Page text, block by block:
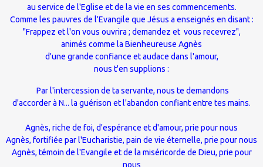
au service de l'Eglise et de la vie en ses commencements.
Comme les pauvres de l'Evangile que Jésus a enseignés en disant :
"Frappez et l'on vous ouvrira ; demandez et vous recevrez",
animés comme la Bienheureuse Agnès
d'une grande confiance et audace dans l'amour,
nous t'en supplions :
Par l'intercession de ta servante, nous te demandons
d'accorder à N... la guérison et l'abandon confiant entre tes mains.
Agnès, riche de foi, d'espérance et d'amour, prie pour nous
Agnès, fortifiée par l'Eucharistie, pain de vie éternelle, prie pour nous
Agnès, témoin de l'Evangile et de la miséricorde de Dieu, prie pour
nous